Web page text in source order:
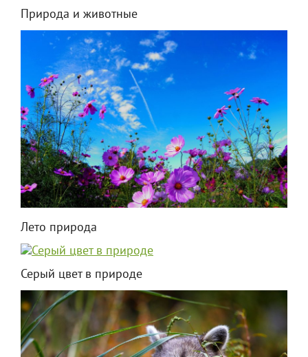
Природа и животные
Лето природа
Серый цвет в природе